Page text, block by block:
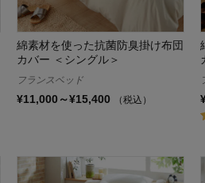
綿素材を使った抗菌防臭掛け布団
カバー ＜シングル＞
フランスベッド
¥11,000～¥15,400 （税込）